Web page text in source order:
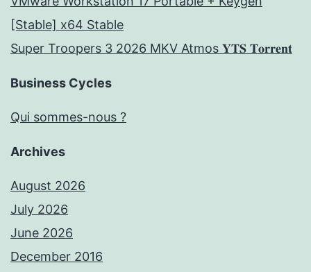
[Stable] x64 Stable
Super Troopers 3 2026 MKV Atmos 𝐘𝐓𝐒 𝐓𝐨𝐫𝐫𝐞𝐧𝐭
Business Cycles
Qui sommes-nous ?
Archives
August 2026
July 2026
June 2026
December 2016